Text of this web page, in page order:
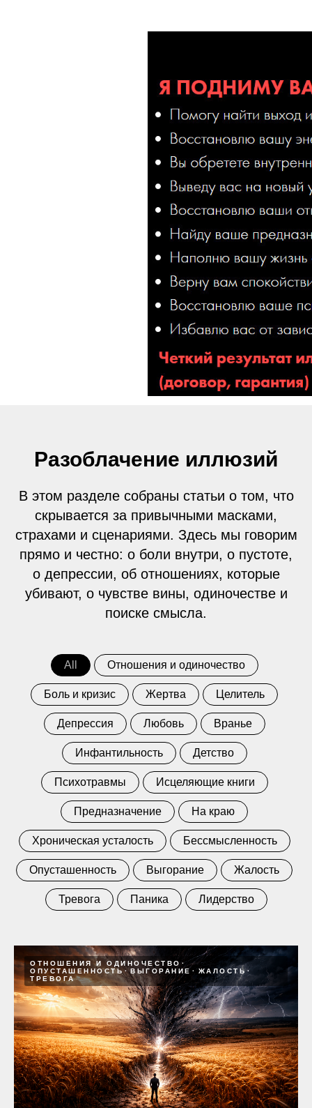
Разоблачение иллюзий
В этом разделе собраны статьи о том, что
скрывается за привычными масками,
страхами и сценариями. Здесь мы говорим
прямо и честно: о боли внутри, о пустоте,
о депрессии, об отношениях, которые
убивают, о чувстве вины, одиночестве и
поиске смысла.
All Отношения и одиночество
Боль и кризис Жертва Целитель
Депрессия Любовь Вранье
Инфантильность Детство
Психотравмы Исцеляющие книги
Предназначение На краю
Хроническая усталость Бессмысленность
Опусташенность Выгорание Жалость
Тревога Паника Лидерство
ОТНОШЕНИЯ И ОДИНОЧЕСТВО
ОПУСТАШЕННОСТЬ
ВЫГОРАНИЕ
ЖАЛОСТЬ
ТРЕВОГА